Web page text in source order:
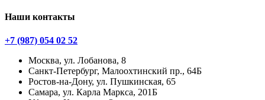
Наши контакты
+7 (987) 054 02 52
Москва, ул. Лобанова, 8
Санкт-Петербург, Малоохтинский пр., 64Б
Ростов-на-Дону, ул. Пушкинская, 65
Самара, ул. Карла Маркса, 201Б